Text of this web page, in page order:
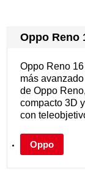
Oppo Reno
Oppo
Oppo Reno
más
de Oppo
compacto 3D
con